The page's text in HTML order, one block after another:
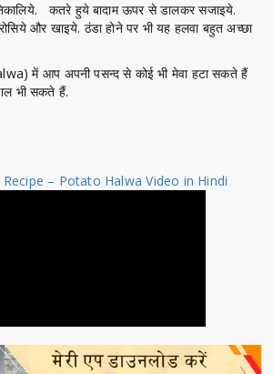
कतरे हुये बादाम ऊपर से डालकर सजाइये.
और खाइये. ठंडा होने पर भी यह हलवा बहुत अच्छा
में आप अपनी पसन्द से कोई भी मेवा हटा सकते हैं
भी सकते हैं.
– Potato Halwa Video in Hindi